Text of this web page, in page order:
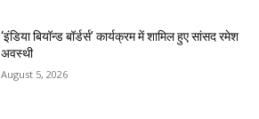
‘इंडिया बियॉन्ड बॉर्डर्स’ कार्यक्रम में शामिल हुए सांसद रमेश
अवस्थी
August 5, 2026